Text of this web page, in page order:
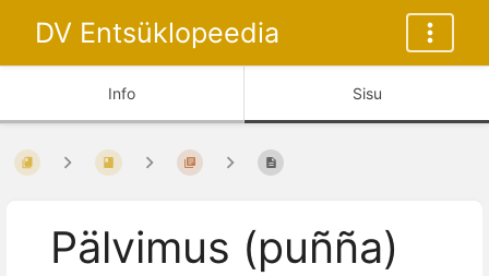
DV Entsüklopeedia
Info Sisu
Pälvimus (puñña)